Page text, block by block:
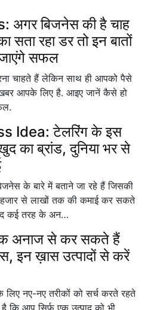
अगर बिजनेस की है चाह
सता रहा डर तो इन बातों
सफल
चाहते हैं लेकिन साथ ही आपको पैसे
आपके लिए है. आइए जानें कैसे हो
Idea: टेलरिंग के इस
का ब्रांड, दुनिया भर से
के बारे में बताने जा रहे हैं जिसकी
से लाखों तक की कमाई कर सकते
कई तरह के अन…
अनाज से कर सकते हैं
इन ख़ास उत्पादों से करें
नए-नए तरीकों को सर्च करते रहते
कि आप सिर्फ एक उत्पाद को भी